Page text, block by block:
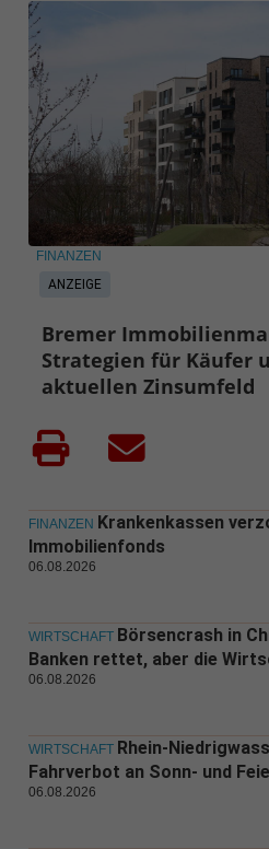
ANZEIGE
FINANZEN
Bremer
Strategien für Käufer
aktuellen Zinsumfeld
FINANZEN Krankenkassen
Immobilienfonds
06.08.2026
WIRTSCHAFT Börsencrash in
Banken rettet, aber die
06.08.2026
WIRTSCHAFT Rhein-
Fahrverbot an Sonn- und
06.08.2026